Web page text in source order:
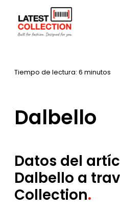
contenido
Inicio– Marcas–
Tiempo de lectura: 6 minutos
Dalbello
Datos del
Dalbello a
Collection.